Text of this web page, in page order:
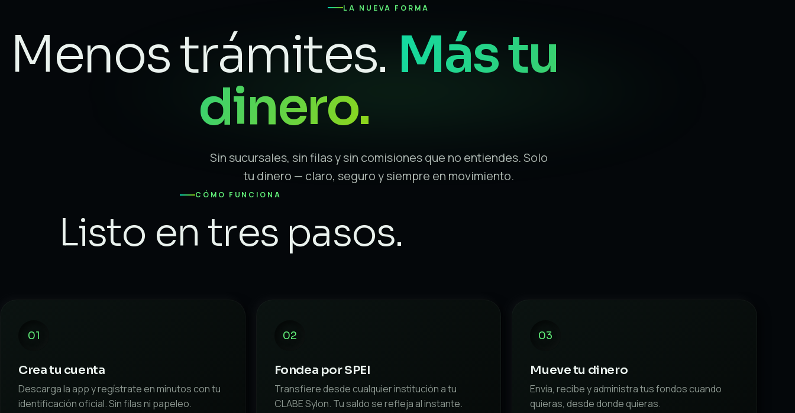
LA NUEVA FORMA
Menos trámites. Más tu
dinero.
Sin sucursales, sin filas y sin comisiones que no entiendes. Solo
tu dinero — claro, seguro y siempre en movimiento.
CÓMO FUNCIONA
Listo en tres pasos.
01
Crea tu cuenta
Descarga la app y regístrate en minutos con tu
identificación oficial. Sin filas ni papeleo.
02
Fondea por SPEI
Transfiere desde cualquier institución a tu
CLABE Sylon. Tu saldo se refleja al instante.
03
Mueve tu dinero
Envía, recibe y administra tus fondos cuando
quieras, desde donde quieras.